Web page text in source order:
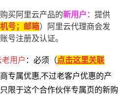
买阿里云产品的新用户 ： 提供
号；邮箱）阿里云代理商会发
号注册及认证。
老用户 ： 必须 （点击这里关联
专属优惠,不过老客户优惠的产
限于这个合作伙伴专属页的新购